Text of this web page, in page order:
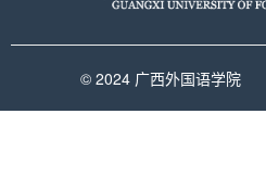
© 2024 广西外国语学院